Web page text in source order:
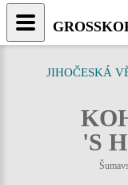
JIHOČESKÁ
'S